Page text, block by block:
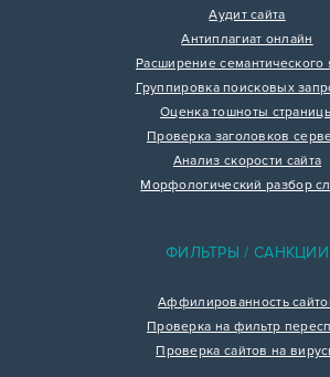
Аудит сайта
Антиплагиат онлайн
Расширение семантического
Группировка поисковых
Оценка тошноты
Проверка заголовков
Анализ скорости сайта
Морфологический разбор
ФИЛЬТРЫ / САНКЦИИ
Аффилированность
Проверка на фильтр
Проверка сайтов на